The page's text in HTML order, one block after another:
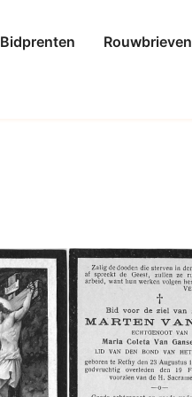
Bidprenten Rouwbrieven